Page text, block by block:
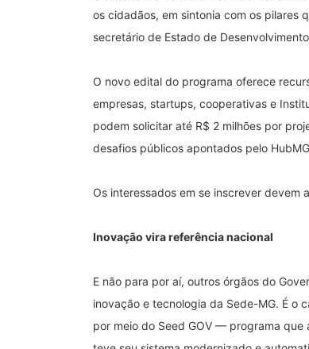
os cidadãos, em sintonia com os pilares
secretário de Estado de
O novo edital do programa oferece
empresas, startups, cooperativas e
podem solicitar até R$ 2 milhões por
desafios públicos apontados pelo
Os interessados em se inscrever devem
Inovação vira referência nacional
E não para por aí, outros órgãos do
inovação e tecnologia da Sede-MG. É o
por meio do Seed GOV — programa